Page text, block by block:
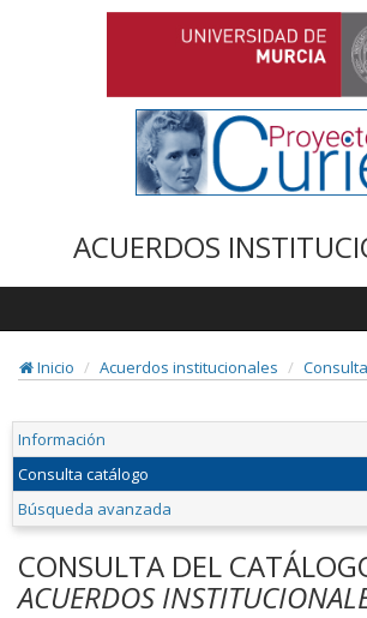
ACUERDOS
Inicio
Acuerdos institucionales
Información
Consulta catálogo
Búsqueda avanzada
CONSULTA DEL
ACUERDOS